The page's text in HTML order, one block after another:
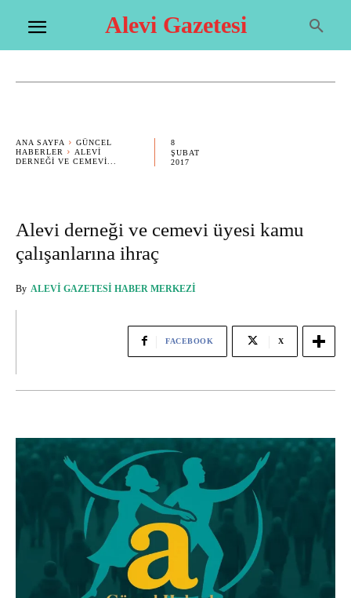
Alevi Gazetesi
ANA SAYFA
GÜNCEL
HABERLER
ALEVI
DERNEĞI VE CEMEVI...
8
ŞUBAT
2017
Alevi derneği ve cemevi üyesi kamu
çalışanlarına ihraç
By ALEVI GAZETESI HABER MERKEZI
FACEBOOK X